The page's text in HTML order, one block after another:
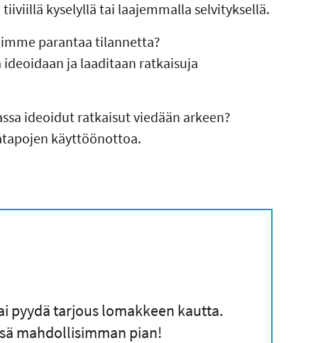
kyselyllä tai laajemmalla selvityksellä.
parantaa tilannetta?
ja laaditaan ratkaisuja
ideoidut ratkaisut viedään arkeen?
käyttöönottoa.
pyydä tarjous lomakkeen kautta.
mahdollisimman pian!